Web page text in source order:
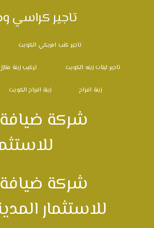
تاجير كراسي
تاجير كنب امريكي الكويت
تاجير ليتات زينه الكويت تركيب زينة
زينة افراح زينة افراح الكويت
شركة ضيافة
شركة ضيافة
للاستثمار